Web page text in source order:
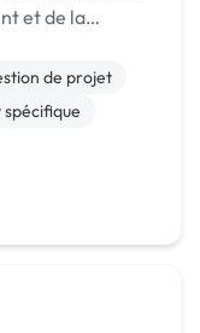
et de la
applications
de projet